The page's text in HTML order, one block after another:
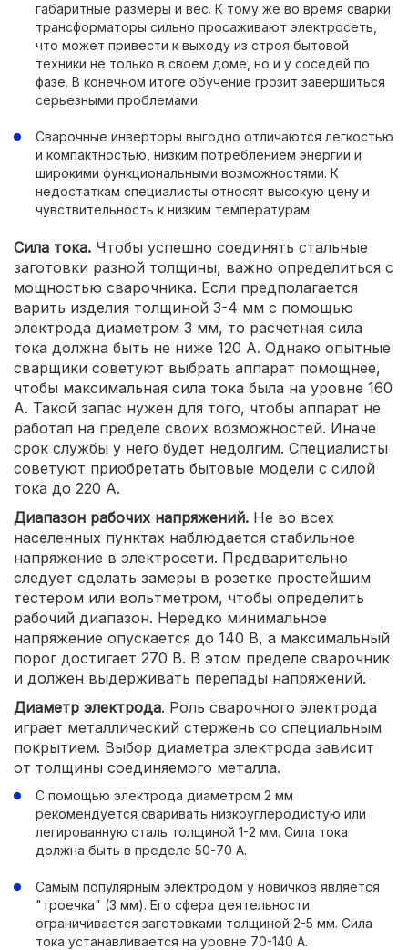
габаритные размеры и вес. К тому же во время сварки
трансформаторы сильно просаживают электросеть,
что может привести к выходу из строя бытовой
техники не только в своем доме, но и у соседей по
фазе. В конечном итоге обучение грозит завершиться
серьезными проблемами.
Сварочные инверторы выгодно отличаются легкостью
и компактностью, низким потреблением энергии и
широкими функциональными возможностями. К
недостаткам специалисты относят высокую цену и
чувствительность к низким температурам.
Сила тока. Чтобы успешно соединять стальные
заготовки разной толщины, важно определиться с
мощностью сварочника. Если предполагается
варить изделия толщиной 3-4 мм с помощью
электрода диаметром 3 мм, то расчетная сила
тока должна быть не ниже 120 А. Однако опытные
сварщики советуют выбрать аппарат помощнее,
чтобы максимальная сила тока была на уровне 160
А. Такой запас нужен для того, чтобы аппарат не
работал на пределе своих возможностей. Иначе
срок службы у него будет недолгим. Специалисты
советуют приобретать бытовые модели с силой
тока до 220 А.
Диапазон рабочих напряжений. Не во всех
населенных пунктах наблюдается стабильное
напряжение в электросети. Предварительно
следует сделать замеры в розетке простейшим
тестером или вольтметром, чтобы определить
рабочий диапазон. Нередко минимальное
напряжение опускается до 140 В, а максимальный
порог достигает 270 В. В этом пределе сварочник
и должен выдерживать перепады напряжений.
Диаметр электрода. Роль сварочного электрода
играет металлический стержень со специальным
покрытием. Выбор диаметра электрода зависит
от толщины соединяемого металла.
С помощью электрода диаметром 2 мм
рекомендуется сваривать низкоуглеродистую или
легированную сталь толщиной 1-2 мм. Сила тока
должна быть в пределе 50-70 А.
Самым популярным электродом у новичков является
"троечка" (3 мм). Его сфера деятельности
ограничивается заготовками толщиной 2-5 мм. Сила
тока устанавливается на уровне 70-140 А.